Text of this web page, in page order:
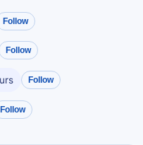
Follow
Follow
Follow
Follow